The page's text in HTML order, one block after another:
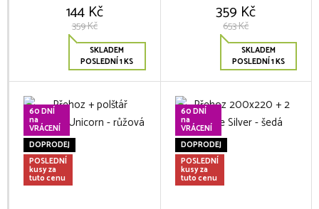
144 Kč
359 Kč
SKLADEM
POSLEDNÍ 1 KS
359 Kč
653 Kč
SKLADEM
POSLEDNÍ 1 KS
60 DNÍ
na
VRÁCENÍ
DOPRODEJ
POSLEDNÍ
kusy za
tuto cenu
60 DNÍ
na
VRÁCENÍ
DOPRODEJ
POSLEDNÍ
kusy za
tuto cenu